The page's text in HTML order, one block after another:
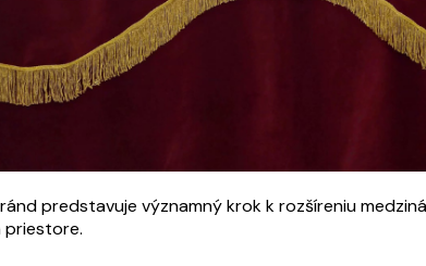
predstavuje významný krok k rozšíreniu
priestore.